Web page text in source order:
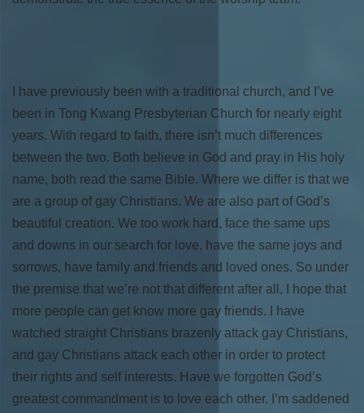
I have previously been with a traditional church, and I’ve
been in Tong Kwang Presbyterian Church for nearly eight
years. With regard to faith, there isn’t much differences
between the two. Both believe in God and pray in His holy
name, both read the same Bible. Where we differ is that we
are a group of gay Christians. We are also part of God’s
beautiful creation. We too work hard, face the same ups
and downs in our search for love, have the same joys and
sorrows, have family and friends and loved ones. So under
the premise that we’re not that different after all, I hope that
more people can get know more gay friends. I have
watched straight Christians brazenly attack gay Christians,
and gay Christians attack each other in order to protect
their rights and self interests. Have we forgotten God’s
greatest commandment is to love each other. I’m saddened